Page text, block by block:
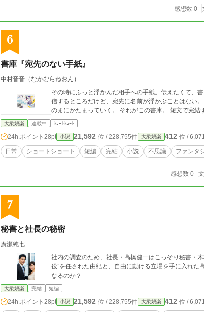
感想数 0
6
書庫『宛先のない手紙』
中村音音（なかむらねおん）
その時にふっと浮かんだ相手への手紙。伝えたくて、
信するところだけど、宛先に名前が浮かぶことはない
のまにかたまっていく。 それがこの書庫。 短文で完結
大衆娯楽 連載中 ｼｮｰﾄｼｮｰﾄ
24h.ポイント 28pt 小説 21,592 位 / 228,755件 大衆娯楽 412 位 /
日常 ショートショート 短編 完結 小説 不思議 ファンタ
感想数 0
7
秘書と社長の秘密
廣瀬純七
社内の調査のため、社長・高橋健一はこっそり秘書・木村由
役”を任された由紀と、自由に動ける立場を手に入れた高橋。 ふたりの秘密の入れ替わり作戦は、どの様
なるのか？
大衆娯楽 完結 短編
24h.ポイント 28pt 小説 21,592 位 / 228,755件 大衆娯楽 412 位 /